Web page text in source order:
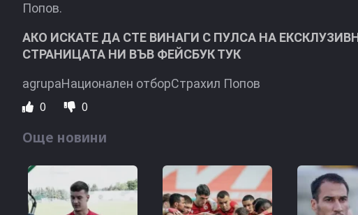
Попов.
АКО ИСКАТЕ ДА СТЕ ВИНАГИ С ПУЛСА НА
СТРАНИЦАТА НИ ВЪВ ФЕЙСБУК ТУК
agrupaНационален отборСтрахил Попов
0 0
Още новини